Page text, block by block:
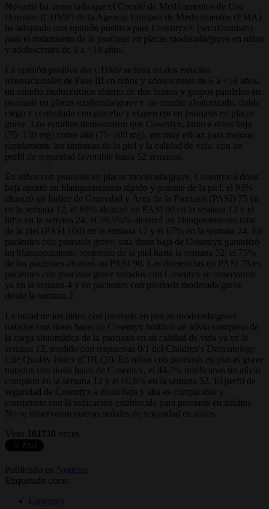
Novartis ha anunciado que el Comité de Medicamentos de Uso
Humano (CHMP) de la Agencia Europea de Medicamentos (EMA)
ha adoptado una opinión positiva para Cosentyx® (secukinumab)
para el tratamiento de la psoriasis en placas moderada/grave en niños
y adolescentes de 6 a <18 años.
La opinión positiva del CHMP se basa en dos estudios
internacionales de Fase III en niños y adolescentes de 6 a <18 años,
un estudio multicéntrico abierto de dos brazos y grupos paralelos en
psoriasis en placas moderada/grave y un estudio aleatorizado, doble
ciego y controlado con placebo y etanercept en psoriasis en placas
grave. Los estudios demostraron que Cosentyx, tanto a dosis baja
(75–150 mg) como alta (75–300 mg), era muy eficaz para mejorar
rápidamente los síntomas de la piel y la calidad de vida, con un
perfil de seguridad favorable hasta 52 semanas.
En niños con psoriasis en placas moderada/grave, Cosentyx a dosis
baja aportó un blanqueamiento rápido y potente de la piel; el 93%
alcanzó un Índice de Gravedad y Área de la Psoriasis (PASI) 75 ya
en la semana 12, el 69% alcanzó un PASI 90 en la semana 12 y el
88% en la semana 24, el 59,5%% alcanzó un blanqueamiento total
de la piel (PASI 100) en la semana 12 y el 67% en la semana 24. En
pacientes con psoriasis grave, una dosis baja de Cosentyx garantizó
un blanqueamiento sostenido de la piel hasta la semana 52; el 75%
de los pacientes alcanzó un PASI 90. Las diferencias en PASI 75 en
pacientes con psoriasis grave tratados con Cosentyx se observaron
ya en la semana 4 y en pacientes con psoriasis moderada/grave
desde la semana 2.
La mitad de los niños con psoriasis en placas moderada/grave
tratados con dosis bajas de Cosentyx notificó un alivio completo de
la carga sintomática de la psoriasis en su calidad de vida ya en la
semana 12, medido con respuestas 0/1 del Children's Dermatology
Life Quality Index (CDLQI). En niños con psoriasis en placas grave
tratados con dosis bajas de Cosentyx, el 44,7% notificaron un alivio
completo en la semana 12 y el 60,6% en la semana 52. El perfil de
seguridad de Cosentyx a dosis baja y alta es comparable y
consistente con la indicación establecida para psoriasis en adultos.
No se observaron nuevas señales de seguridad en niños.
Visto 101730 veces
Publicado en
Noticias
Etiquetado como
Cosentyx